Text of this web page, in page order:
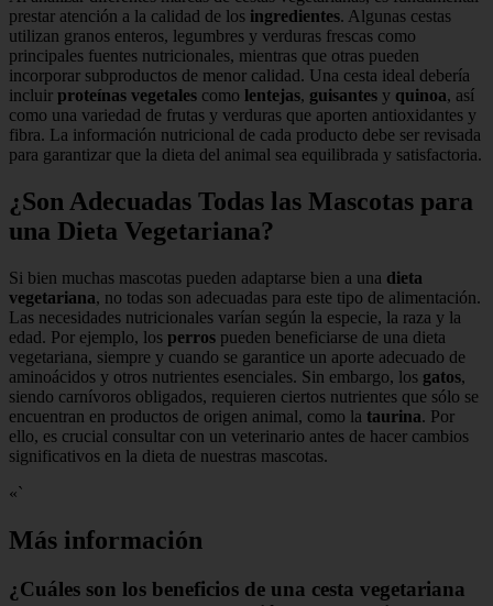
prestar atención a la calidad de los ingredientes. Algunas cestas
utilizan granos enteros, legumbres y verduras frescas como
principales fuentes nutricionales, mientras que otras pueden
incorporar subproductos de menor calidad. Una cesta ideal debería
incluir proteínas vegetales como lentejas, guisantes y quinoa, así
como una variedad de frutas y verduras que aporten antioxidantes y
fibra. La información nutricional de cada producto debe ser revisada
para garantizar que la dieta del animal sea equilibrada y satisfactoria.
¿Son Adecuadas Todas las Mascotas para
una Dieta Vegetariana?
Si bien muchas mascotas pueden adaptarse bien a una dieta
vegetariana, no todas son adecuadas para este tipo de alimentación.
Las necesidades nutricionales varían según la especie, la raza y la
edad. Por ejemplo, los perros pueden beneficiarse de una dieta
vegetariana, siempre y cuando se garantice un aporte adecuado de
aminoácidos y otros nutrientes esenciales. Sin embargo, los gatos,
siendo carnívoros obligados, requieren ciertos nutrientes que sólo se
encuentran en productos de origen animal, como la taurina. Por
ello, es crucial consultar con un veterinario antes de hacer cambios
significativos en la dieta de nuestras mascotas.
«`
Más información
¿Cuáles son los beneficios de una cesta vegetariana